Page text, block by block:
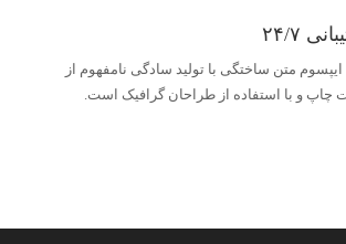
۲۴/۷
ایپسوم متن ساختگی با تولید سادگی نامفهوم از
چاپ و با استفاده از طراحان گرافیک است.